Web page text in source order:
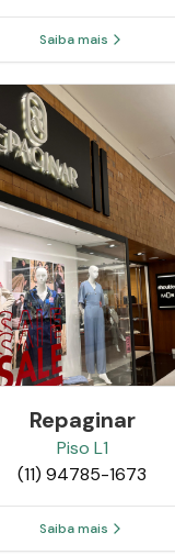
Saiba mais
Repaginar
Piso L1
(11) 94785-1673
Saiba mais